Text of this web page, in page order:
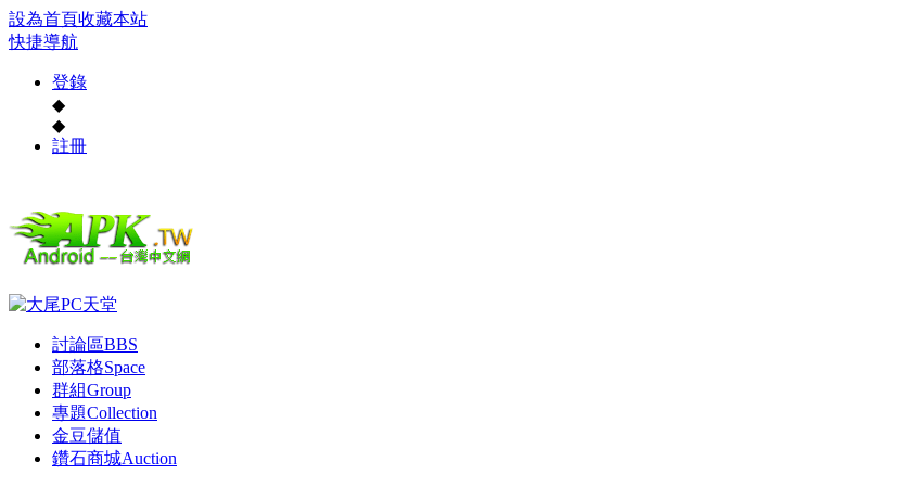
設為首頁收藏本站
快捷導航
登錄
◆
◆
註冊
討論區BBS
部落格Space
群組Group
專題Collection
金豆儲值
鑽石商城Auction